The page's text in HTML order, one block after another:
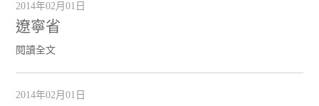
2014年02月01日
遼寧省
閱讀全文
2014年02月01日